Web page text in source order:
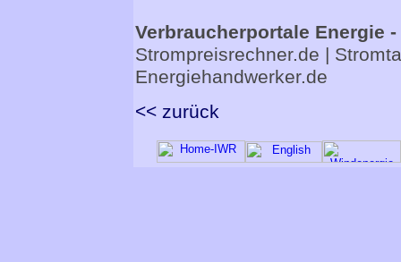
Verbraucherportale Energie
Strompreisrechner.de |
Energiehandwerker.de
<< zurück